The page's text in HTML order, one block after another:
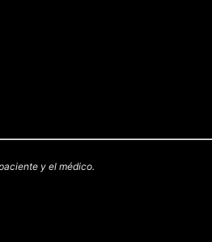
y el médico.